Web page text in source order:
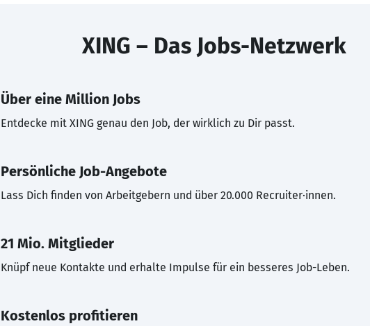
XING – Das Jobs-Netzwerk
Über eine Million Jobs
Entdecke mit XING genau den Job, der wirklich zu Dir passt.
Persönliche Job-Angebote
Lass Dich finden von Arbeitgebern und über 20.000 Recruiter·innen.
21 Mio. Mitglieder
Knüpf neue Kontakte und erhalte Impulse für ein besseres Job-Leben.
Kostenlos profitieren